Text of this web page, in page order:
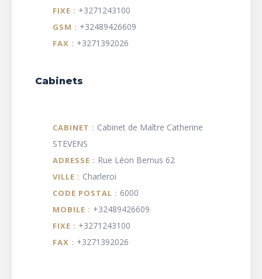
FIXE : +3271243100
GSM : +32489426609
FAX : +3271392026
Cabinets
CABINET : Cabinet de Maître Catherine
STEVENS
ADRESSE : Rue Léon Bernus 62
VILLE : Charleroi
CODE POSTAL : 6000
MOBILE : +32489426609
FIXE : +3271243100
FAX : +3271392026